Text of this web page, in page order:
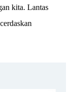
kita. Lantas